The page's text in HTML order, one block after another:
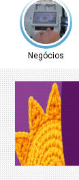
Negócios